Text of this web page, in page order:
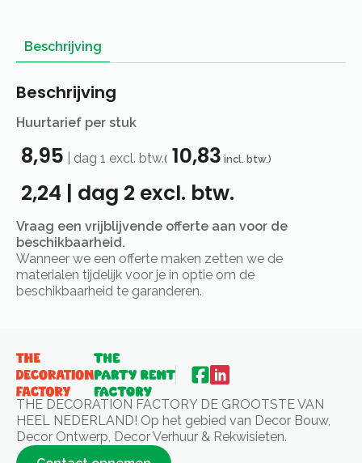
Beschrijving
Beschrijving
Huurtarief per stuk
8,95 dag 1 excl. btw.( 10,83 incl. btw.)
2,24 | dag 2 excl. btw.
Vraag een vrijblijvende offerte aan voor de
beschikbaarheid.
Wanneer we een offerte maken zetten we de
materialen tijdelijk voor je in optie om de
beschikbaarheid te garanderen.
THE DECORATION FACTORY DE GROOTSTE VAN
HEEL NEDERLAND! Op het gebied van Decor Bouw,
Decor Ontwerp, Decor Verhuur & Rekwisieten.